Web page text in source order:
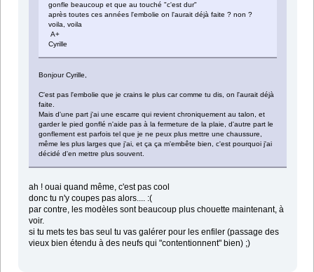
gonfle beaucoup et que au touché "c'est dur"
après toutes ces années l'embolie on l'aurait déjà faite ? non ?
voila, voila
A+
Cyrille
Bonjour Cyrille,
C'est pas l'embolie que je crains le plus car comme tu dis, on l'aurait déjà
faite.
Mais d'une part j'ai une escarre qui revient chroniquement au talon, et
garder le pied gonflé n'aide pas à la fermeture de la plaie, d'autre part le
gonflement est parfois tel que je ne peux plus mettre une chaussure,
même les plus larges que j'ai, et ça ça m'embête bien, c'est pourquoi j'ai
décidé d'en mettre plus souvent.
ah ! ouai quand même, c'est pas cool
donc tu n'y coupes pas alors.... :(
par contre, les modèles sont beaucoup plus chouette maintenant, à
voir.
si tu mets tes bas seul tu vas galérer pour les enfiler (passage des
vieux bien étendu à des neufs qui "contentionnent" bien) ;)